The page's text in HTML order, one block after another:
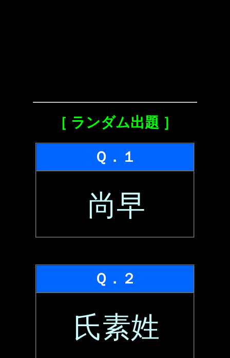
［ ランダム出題 ］
Ｑ．１
尚早
Ｑ．２
氏素姓